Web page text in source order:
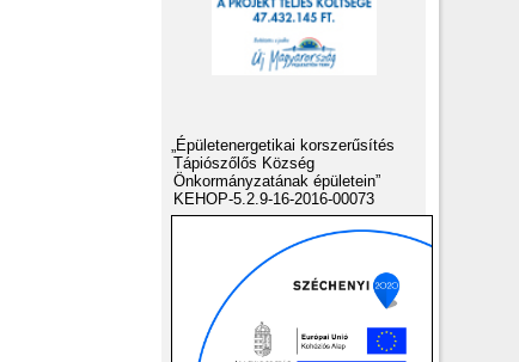
„Épületenergetikai korszerűsítés
Tápiószőlős Község
Önkormányzatának épületein”
KEHOP-5.2.9-16-2016-00073